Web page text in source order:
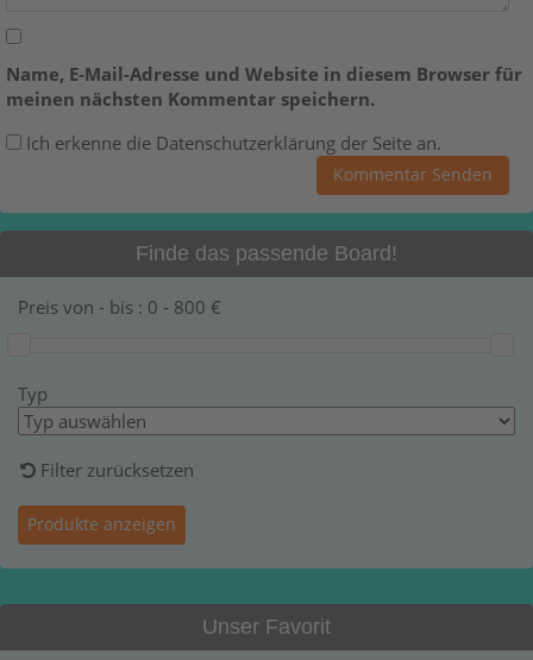
Name, E-Mail-Adresse und Website in diesem Browser für
meinen nächsten Kommentar speichern.
Ich erkenne die Datenschutzerklärung der Seite an.
Finde das passende Board!
Preis von - bis : 0 - 800 €
Typ
Filter zurücksetzen
Unser Favorit